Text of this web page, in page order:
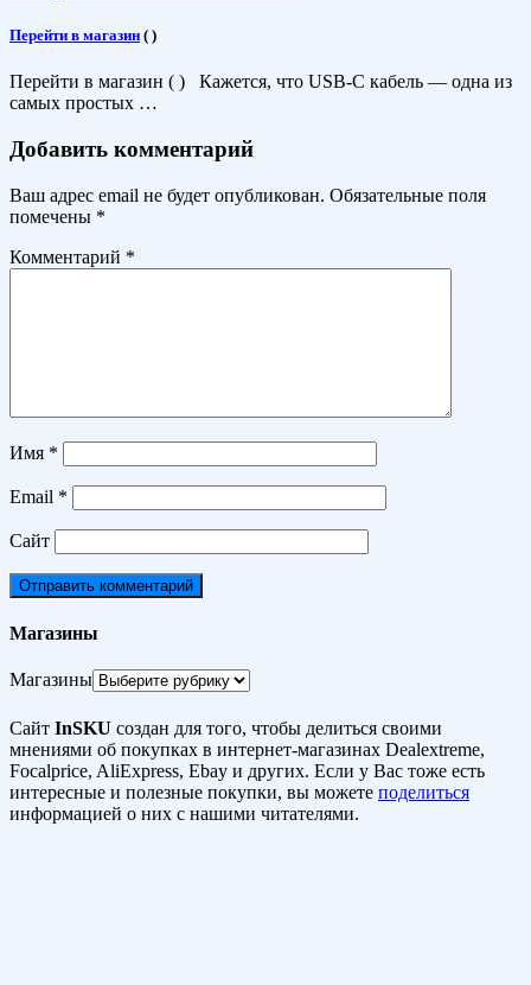
Перейти в магазин ( )
Перейти в магазин ( ) Кажется, что USB-C кабель — одна из
самых простых …
Добавить комментарий
Ваш адрес email не будет опубликован. Обязательные поля
помечены *
Комментарий *
Имя *
Email *
Сайт
Магазины
Магазины
Сайт InSKU создан для того, чтобы делиться своими
мнениями об покупках в интернет-магазинах Dealextreme,
Focalprice, AliExpress, Ebay и других. Если у Вас тоже есть
интересные и полезные покупки, вы можете поделиться
информацией о них с нашими читателями.